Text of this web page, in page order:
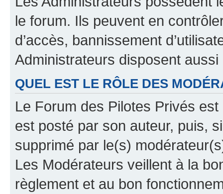
le forum. Ils peuvent en
d’accès, bannissement
Administrateurs disposent
QUEL EST LE RÔLE DES
Le Forum des Pilotes Privés
est posté par son auteur, puis,
supprimé par le(s)
Les Modérateurs veillent à la
règlement et au bon